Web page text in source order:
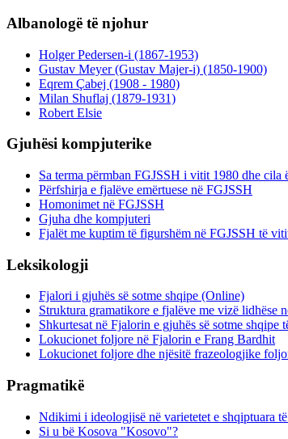
Albanologë të njohur
Holger Pedersen-i (1867-1953)
Gustav Meyer (Gustav Majer-i) (1850-1900)
Eqrem Çabej (1908 - 1980)
Milan Shuflaj (1879-1931)
Robert Elsie
Gjuhësi kompjuterike
Sa terma përmban FGJSSH i vitit 1980 dhe cila
Përfshirja e fjalëve emërtuese në FGJSSH
Homonimet në FGJSSH
Gjuha dhe kompjuteri
Fjalët me kuptim të figurshëm në FGJSSH të
Leksikologji
Fjalori i gjuhës së sotme shqipe (Online)
Struktura gramatikore e fjalëve me vizë lidhëse
Shkurtesat në Fjalorin e gjuhës së sotme shqipe
Lokucionet foljore në Fjalorin e Frang Bardhit
Lokucionet foljore dhe njësitë frazeologjike
Pragmatikë
Ndikimi i ideologjisë në varietetet e shqiptuara
Si u bë Kosova "Kosovo"?